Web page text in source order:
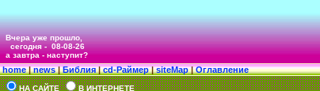
Вчера уже прошло,
сегодня -08-08-26
а завтра - наступит?
home|news|Библия|cd-Раймер|siteMap|Оглавление
НА САЙТЕ В ИНТЕРНЕТЕ